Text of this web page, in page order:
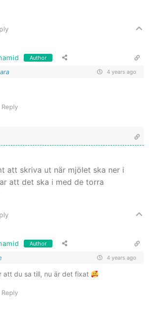
Author
4 years ago
Reply
att skriva ut när mjölet ska ner i
att det ska i med de torra
Author
4 years ago
att du sa till, nu är det fixat
Reply